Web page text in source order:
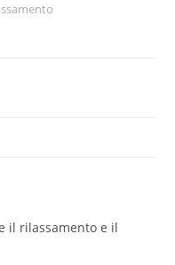
il rilassamento e il